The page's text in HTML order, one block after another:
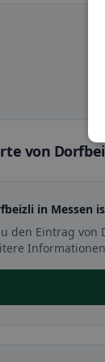
von
in Messen
den Eintrag von